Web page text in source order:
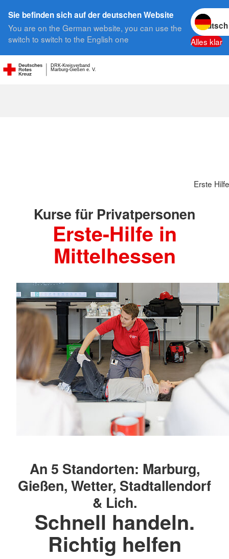
Sie befinden sich auf der deutschen Website
You are on the German website, you can use the
switch to switch to the English one
Sprache
Alles klar
Marburg-Gießen e. V.
DRK-Kreisverband
Suche
Erste
Kurse für Privatpersonen
Erste-Hilfe in
Mittelhessen
An 5 Standorten: Marburg,
Gießen, Wetter, Stadtallendorf
& Lich.
Schnell handeln.
Richtig helfen